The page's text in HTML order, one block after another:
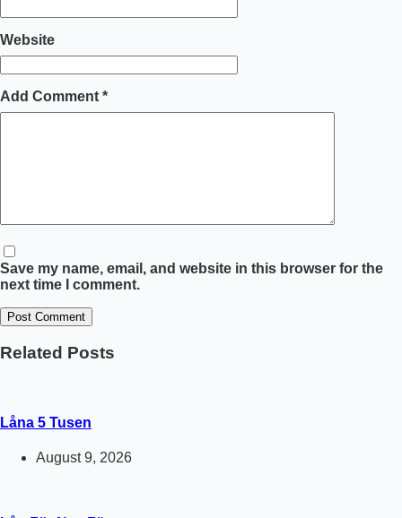
Website
Add Comment *
Save my name, email, and website in this browser for the
next time I comment.
Post Comment
Related Posts
Låna 5 Tusen
August 9, 2026